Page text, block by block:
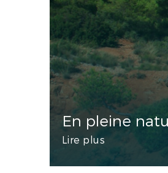
En pleine
Lire plus